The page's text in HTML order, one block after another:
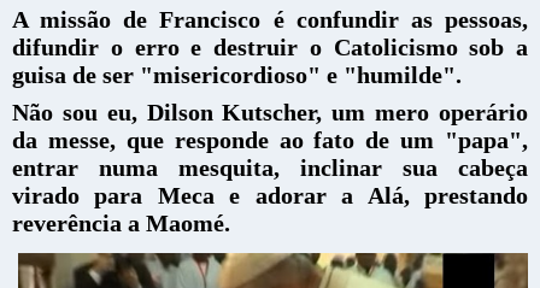
A missão de Francisco é confundir as pessoas,
difundir o erro e destruir o Catolicismo sob a
guisa de ser "misericordioso" e "humilde".
Não sou eu, Dilson Kutscher, um mero operário
da messe, que responde ao fato de um "papa",
entrar numa mesquita, inclinar sua cabeça
virado para Meca e adorar a Alá, prestando
reverência a Maomé.